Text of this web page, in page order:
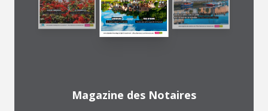
Magazine des Notaires